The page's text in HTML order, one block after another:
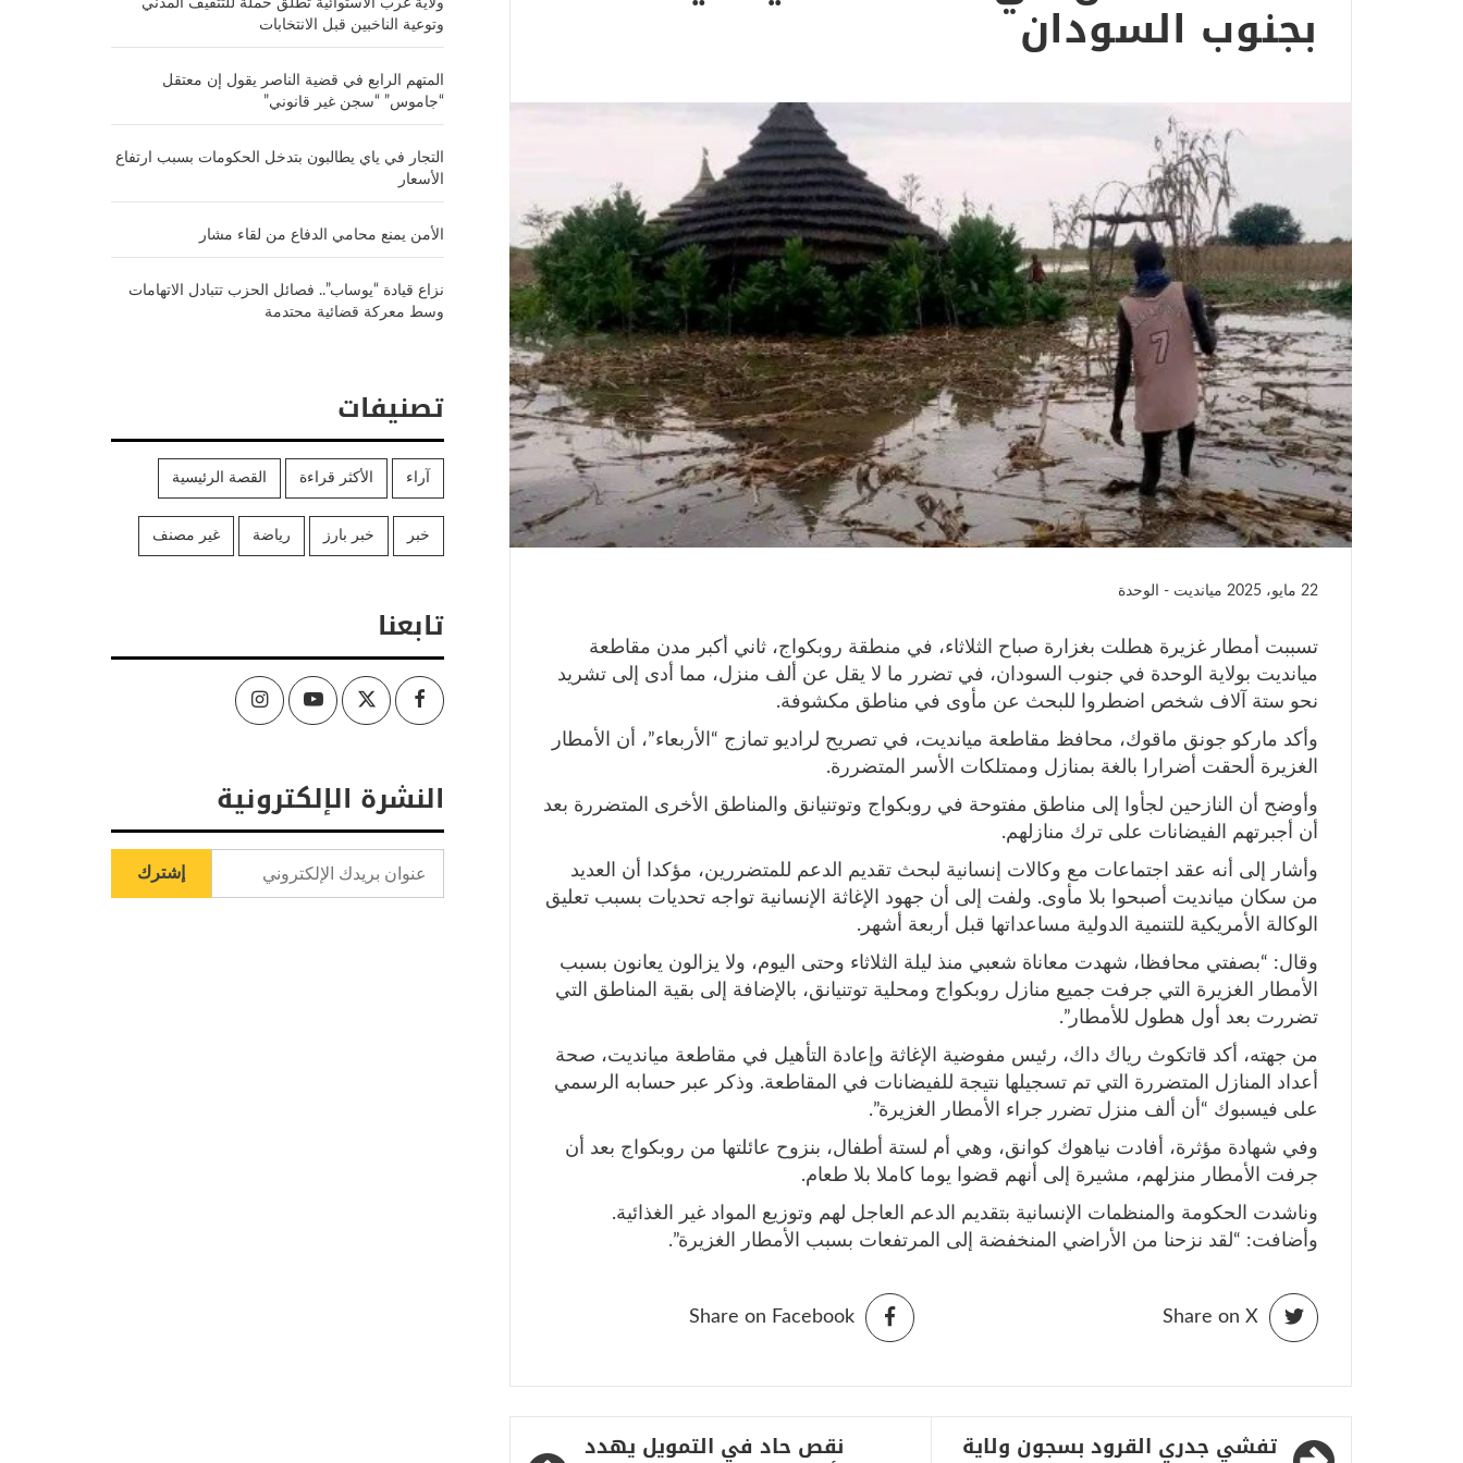
بجنوب السودان
22 مايو، 2025 ميانديت - الوحدة
تسببت أمطار غزيرة هطلت بغزارة صباح الثلاثاء، في منطقة روبكواج، ثاني أكبر مدن مقاطعة
ميانديت بولاية الوحدة في جنوب السودان، في تضرر ما لا يقل عن ألف منزل، مما أدى إلى تشريد
نحو ستة آلاف شخص اضطروا للبحث عن مأوى في مناطق مكشوفة.
وأكد ماركو جونق ماقوك، محافظ مقاطعة ميانديت، في تصريح لراديو تمازج “الأربعاء”، أن الأمطار
الغزيرة ألحقت أضرارا بالغة بمنازل وممتلكات الأسر المتضررة.
وأوضح أن النازحين لجأوا إلى مناطق مفتوحة في روبكواج وتوتنيانق والمناطق الأخرى المتضررة بعد
أن أجبرتهم الفيضانات على ترك منازلهم.
وأشار إلى أنه عقد اجتماعات مع وكالات إنسانية لبحث تقديم الدعم للمتضررين، مؤكدا أن العديد
من سكان ميانديت أصبحوا بلا مأوى. ولفت إلى أن جهود الإغاثة الإنسانية تواجه تحديات بسبب تعليق
الوكالة الأمريكية للتنمية الدولية مساعداتها قبل أربعة أشهر.
وقال: “بصفتي محافظا، شهدت معاناة شعبي منذ ليلة الثلاثاء وحتى اليوم، ولا يزالون يعانون بسبب
الأمطار الغزيرة التي جرفت جميع منازل روبكواج ومحلية توتنيانق، بالإضافة إلى بقية المناطق التي
تضررت بعد أول هطول للأمطار”.
من جهته، أكد قاتكوث رياك داك، رئيس مفوضية الإغاثة وإعادة التأهيل في مقاطعة ميانديت، صحة
أعداد المنازل المتضررة التي تم تسجيلها نتيجة للفيضانات في المقاطعة. وذكر عبر حسابه الرسمي
على فيسبوك “أن ألف منزل تضرر جراء الأمطار الغزيرة”.
وفي شهادة مؤثرة، أفادت نياهوك كوانق، وهي أم لستة أطفال، بنزوح عائلتها من روبكواج بعد أن
جرفت الأمطار منزلهم، مشيرة إلى أنهم قضوا يوما كاملا بلا طعام.
وناشدت الحكومة والمنظمات الإنسانية بتقديم الدعم العاجل لهم وتوزيع المواد غير الغذائية.
وأضافت: “لقد نزحنا من الأراضي المنخفضة إلى المرتفعات بسبب الأمطار الغزيرة”.
Share on Facebook Share on X
تصفّحتفشي جدري القرود بسجون ولاية نقص حاد في التمويل يهدد
ولاية غرب الاستوائية تطلق حملة للتثقيف المدني
وتوعية الناخبين قبل الانتخابات
المتهم الرابع في قضية الناصر يقول إن معتقل
“جاموس” “سجن غير قانوني”
التجار في ياي يطالبون بتدخل الحكومات بسبب ارتفاع
الأسعار
الأمن يمنع محامي الدفاع من لقاء مشار
نزاع قيادة “يوساب”.. فصائل الحزب تتبادل الاتهامات
وسط معركة قضائية محتدمة
تصنيفات
آراء الأكثر قراءة القصة الرئيسية
خبر خبر بارز رياضة غير مصنف
تابعنا
Facebook
Twitter
Youtube
Instagram
النشرة الإلكترونية